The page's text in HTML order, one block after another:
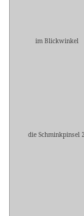
im Blickwinkel
die Schminkpinsel 2